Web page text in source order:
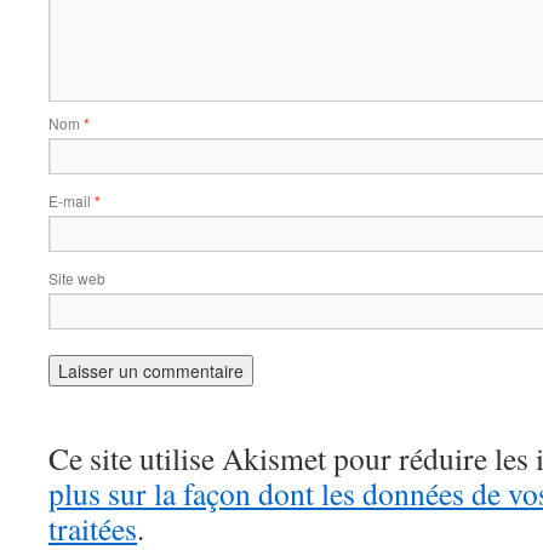
Nom *
E-mail *
Site web
Ce site utilise Akismet pour réduire les
plus sur la façon dont les données de
traitées.